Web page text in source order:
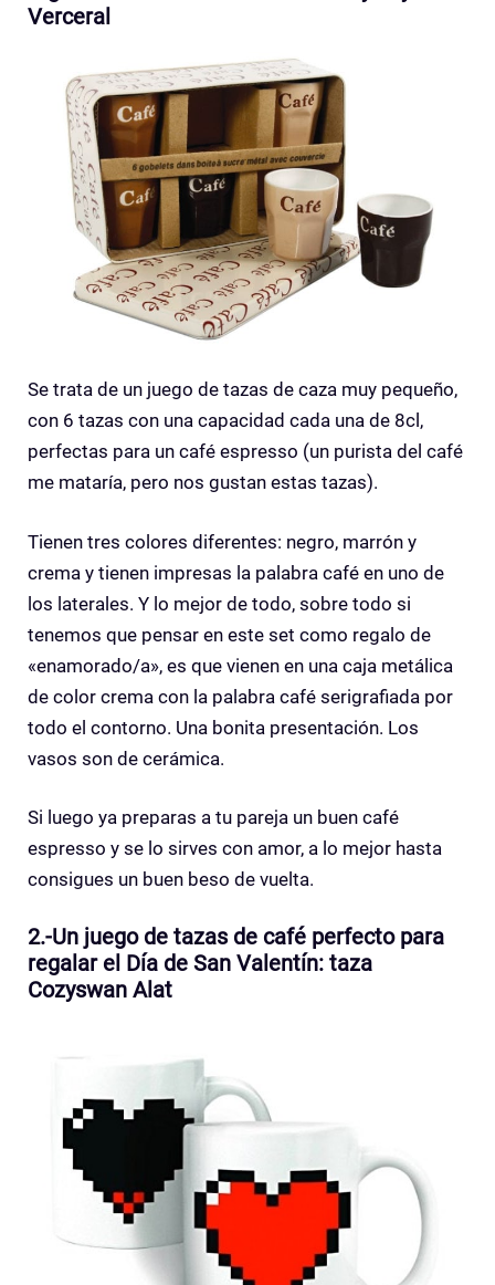
Verceral
Se trata de un juego de tazas de caza muy pequeño,
con 6 tazas con una capacidad cada una de 8cl,
perfectas para un café espresso (un purista del café
me mataría, pero nos gustan estas tazas).
Tienen tres colores diferentes: negro, marrón y
crema y tienen impresas la palabra café en uno de
los laterales. Y lo mejor de todo, sobre todo si
tenemos que pensar en este set como regalo de
«enamorado/a», es que vienen en una caja metálica
de color crema con la palabra café serigrafiada por
todo el contorno. Una bonita presentación. Los
vasos son de cerámica.
Si luego ya preparas a tu pareja un buen café
espresso y se lo sirves con amor, a lo mejor hasta
consigues un buen beso de vuelta.
2.-Un juego de tazas de café perfecto para
regalar el Día de San Valentín: taza
Cozyswan Alat